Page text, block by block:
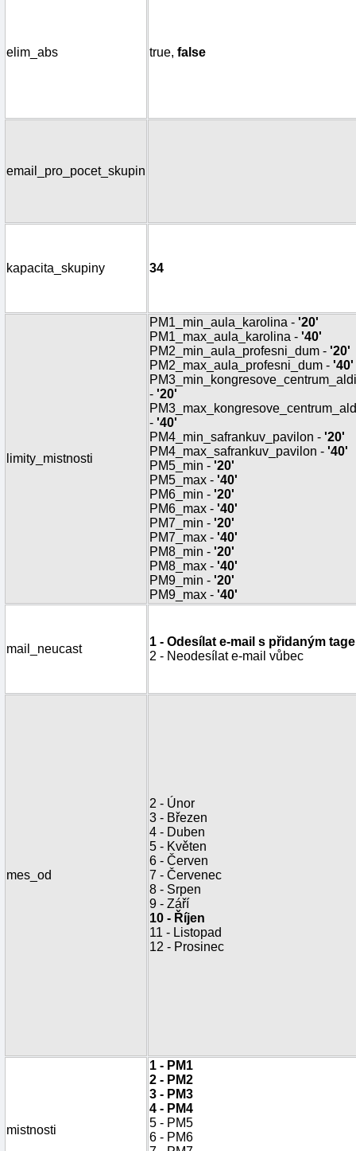
elim_abs true, false
email_pro_pocet_skupin
kapacita_skupiny 34
limity_mistnosti
PM1_min_aula_karolina - '20'
PM1_max_aula_karolina - '40'
PM2_min_aula_profesni_dum - '20'
PM2_max_aula_profesni_dum - '40'
- '20'
- '40'
PM4_min_safrankuv_pavilon - '20'
PM4_max_safrankuv_pavilon - '40'
PM5_min - '20'
PM5_max - '40'
PM6_min - '20'
PM6_max - '40'
PM7_min - '20'
PM7_max - '40'
PM8_min - '20'
PM8_max - '40'
PM9_min - '20'
PM9_max - '40'
mail_neucast
1 - Odesílat e-mail s přidaným
2 - Neodesílat e-mail vůbec
mes_od
2 - Únor
3 - Březen
4 - Duben
5 - Květen
6 - Červen
7 - Červenec
8 - Srpen
9 - Září
10 - Říjen
11 - Listopad
12 - Prosinec
mistnosti
1 - PM1
2 - PM2
3 - PM3
4 - PM4
5 - PM5
6 - PM6